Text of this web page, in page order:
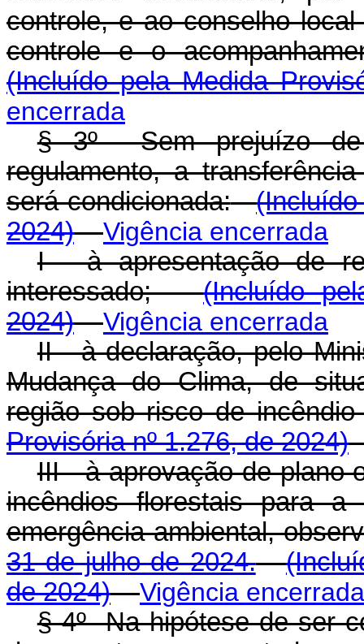
controle, e ao conselho
controle e o
(Incluído pela Medida
encerrada
§ 3º Sem prejuízo de
regulamento, a
será condicionada:
2024)
Vigência encerrada
I - à apresentação de
interessado;
(Incluído
2024)
Vigência encerrada
II - à declaração, pelo
Mudança do Clima, de
região sob risco de
Provisória nº 1.276, de 2024)
III - à aprovação de plano
incêndios florestais para
emergência ambiental,
31 de julho de 2024.
de 2024)
Vigência encerrada
§ 4º Na hipótese de ser